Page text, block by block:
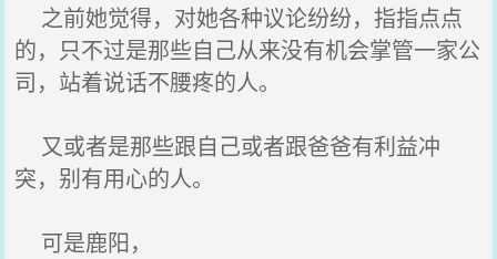
之前她觉得，对她各种议论纷纷，指指点点
的，只不过是那些自己从来没有机会掌管一家公
司，站着说话不腰疼的人。
又或者是那些跟自己或者跟爸爸有利益冲
突，别有用心的人。
可是鹿阳，